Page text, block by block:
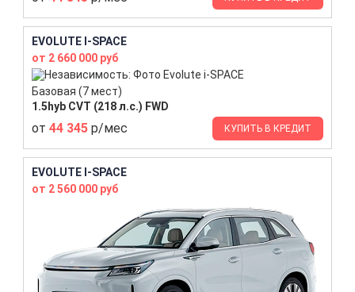
EVOLUTE I-SPACE
от 2 660 000 руб
Базовая (7 мест)
1.5hyb CVT (218 л.с.) FWD
от 44 345 р/мес КУПИТЬ В КРЕДИТ
EVOLUTE I-SPACE
от 2 560 000 руб